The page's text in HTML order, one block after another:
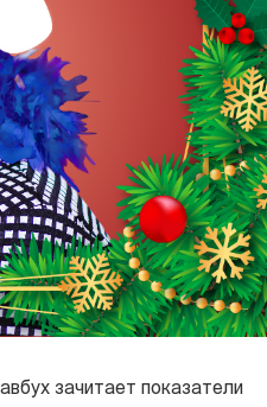
зачитает показатели